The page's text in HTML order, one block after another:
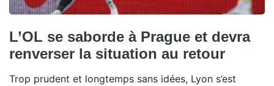
L’OL se saborde à Prague et devra
renverser la situation au retour
Trop prudent et longtemps sans idées, Lyon s’est